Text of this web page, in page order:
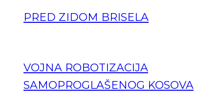
PRED ZIDOM BRISELA
VOJNA ROBOTIZACIJA
SAMOPROGLAŠENOG KOSOVA